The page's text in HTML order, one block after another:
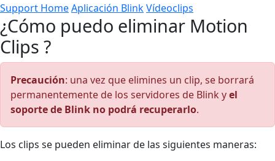
Support HomeAplicación BlinkVídeoclips
¿Cómo puedo eliminar Motion
Clips ?
Precaución: una vez que elimines un clip, se borrará
permanentemente de los servidores de Blink yel
soporte de Blink no podrá recuperarlo.
Los clips se pueden eliminar de las siguientes maneras: